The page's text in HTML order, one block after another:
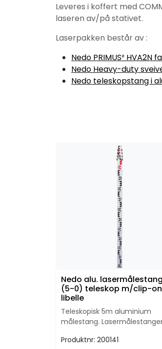
Leveres i koffert med
laseren av/på stativet.
Laserpakken består av :
Nedo PRIMUS² HVA2N
Nedo Heavy-duty
Nedo teleskopstang i
Nedo alu.
(5-0) teleskop m/clip-on
libelle
Teleskopisk 5m aluminium
målestang.
Produktnr: 200141